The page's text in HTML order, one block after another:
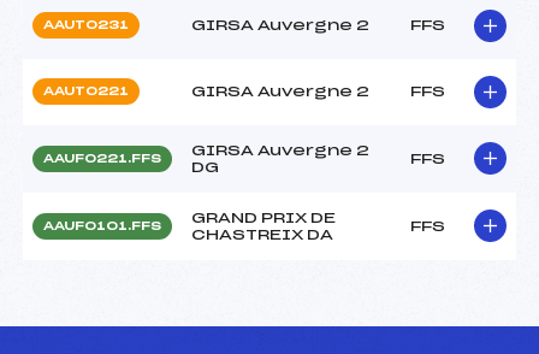
AAUT0231 GIRSA Auvergne 2 FFS
AAUT0221 GIRSA Auvergne 2 FFS
AAUF0221.FFS
GIRSA Auvergne 2
DG
FFS
AAUF0101.FFS
GRAND PRIX DE
CHASTREIX DA
FFS